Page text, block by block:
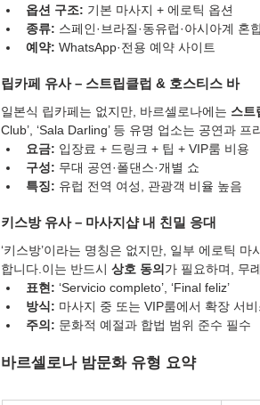
옵션 구조: 기본 마사지 + 에로틱 옵션
종류: 스페인·브라질·동유럽·아시아계 혼
예약: WhatsApp·전용 예약 사이트
립카페 유사 – 스트립클럽 & 호스티스 바
일본식 립카페는 없지만, 바르셀로나에는 스트
Club’, ‘Sala Darling’ 등 유명 업소는 공연과
요금: 입장료 + 드링크 + 팁 + VIP룸 비용
구성: 무대 공연·폴댄스·개별 쇼
특징: 유럽 전역 여성, 관광객 비율 높음
키스방 유사 – 마사지샵 내 친밀 응대
‘키스방’이라는 명칭은 없지만, 일부 에로틱
합니다.이는 반드시 상호 동의 가 필요하며, 무
표현: ‘Servicio completo’, ‘Final feliz’
방식: 마사지 중 또는 VIP룸에서 확장 서비
주의: 문화적 예절과 합법 범위 준수 필수
바르셀로나 밤문화 유형 요약